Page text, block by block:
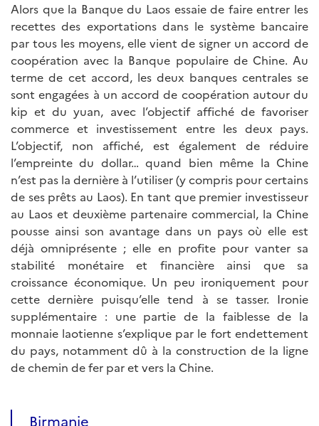
Alors que la Banque du Laos essaie de faire entrer les
recettes des exportations dans le système bancaire
par tous les moyens, elle vient de signer un accord de
coopération avec la Banque populaire de Chine. Au
terme de cet accord, les deux banques centrales se
sont engagées à un accord de coopération autour du
kip et du yuan, avec l’objectif affiché de favoriser
commerce et investissement entre les deux pays.
L’objectif, non affiché, est également de réduire
l’empreinte du dollar… quand bien même la Chine
n’est pas la dernière à l’utiliser (y compris pour certains
de ses prêts au Laos). En tant que premier investisseur
au Laos et deuxième partenaire commercial, la Chine
pousse ainsi son avantage dans un pays où elle est
déjà omniprésente ; elle en profite pour vanter sa
stabilité monétaire et financière ainsi que sa
croissance économique. Un peu ironiquement pour
cette dernière puisqu’elle tend à se tasser. Ironie
supplémentaire : une partie de la faiblesse de la
monnaie laotienne s’explique par le fort endettement
du pays, notamment dû à la construction de la ligne
de chemin de fer par et vers la Chine.
Birmanie